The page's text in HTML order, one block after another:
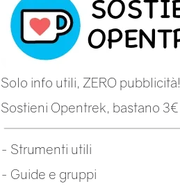
Solo info utili, ZERO pubblicità!
Sostieni Opentrek, bastano 3€
- Strumenti utili
- Guide e gruppi